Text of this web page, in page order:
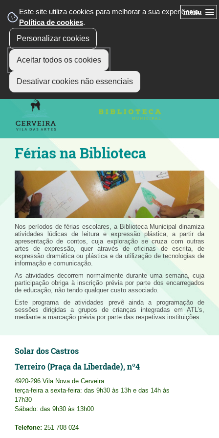
Este site utiliza cookies para melhorar a sua experiência.
Política de cookies.
Personalizar cookies
Aceitar todos os cookies
Desativar cookies não essenciais
menu
Select Language ▼
Férias na Biblioteca
Nos períodos de férias escolares, a Biblioteca Municipal dinamiza
atividades lúdicas de leitura e expressão plástica, a partir da
apresentação de contos, cuja exploração se cruza com outras
artes de expressão, quer através de oficinas de escrita, de
expressão dramática ou plástica e da utilização de tecnologias de
informação e comunicação.
As atividades decorrem normalmente durante uma semana, cuja
participação obriga à inscrição prévia por parte dos encarregados
de educação, não tendo qualquer custo associado.
Este programa de atividades prevê ainda a programação de
sessões dirigidas a grupos de crianças integradas em ATL’s,
mediante a marcação prévia por parte das respetivas instituições.
Solar dos Castros
Terreiro (Praça da Liberdade), nº4
4920-296 Vila Nova de Cerveira
terça-feira a sexta-feira: das 9h30 às 13h e das 14h às
17h30
Sábado: das 9h30 às 13h00
Telefone: 251 708 024